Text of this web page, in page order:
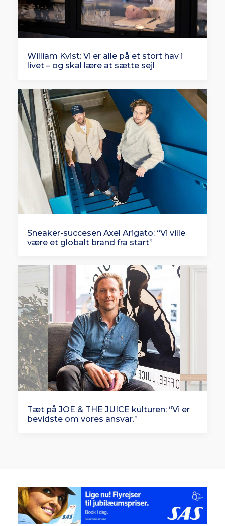
William Kvist: Vi er alle på et stort hav i
livet – og skal lære at sætte sejl
Sneaker-succesen Axel Arigato: “Vi ville
være et globalt brand fra start”
Tæt på JOE & THE JUICE kulturen: “Vi er
bevidste om vores ansvar.”